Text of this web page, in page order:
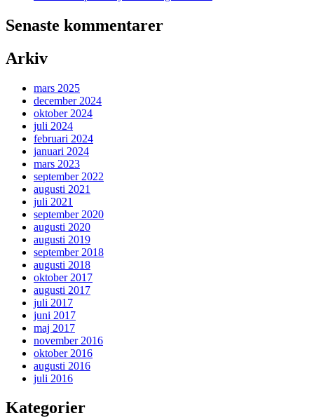
Senaste kommentarer
Arkiv
mars 2025
december 2024
oktober 2024
juli 2024
februari 2024
januari 2024
mars 2023
september 2022
augusti 2021
juli 2021
september 2020
augusti 2020
augusti 2019
september 2018
augusti 2018
oktober 2017
augusti 2017
juli 2017
juni 2017
maj 2017
november 2016
oktober 2016
augusti 2016
juli 2016
Kategorier